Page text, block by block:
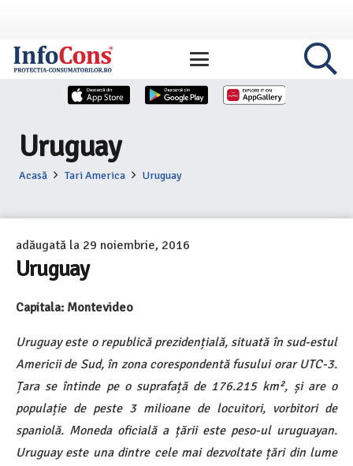
Uruguay
Acasă Tari America Uruguay
adăugată la 29 noiembrie, 2016
Uruguay
Capitala: Montevideo
Uruguay este o republică prezidențială, situată în sud-estul
Americii de Sud, în zona corespondentă fusului orar UTC-3.
Țara se întinde pe o suprafață de 176.215 km², și are o
populație de peste 3 milioane de locuitori, vorbitori de
spaniolă. Moneda oficială a țării este peso-ul uruguayan.
Uruguay este una dintre cele mai dezvoltate țări din lume